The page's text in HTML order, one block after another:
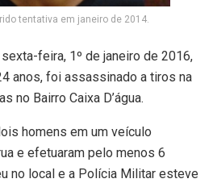
tentativa em janeiro de 2014.
feira, 1º de janeiro de 2016,
anos, foi assassinado a tiros na
no Bairro Caixa D’água.
homens em um veículo
e efetuaram pelo menos 6
no local e a Polícia Militar esteve